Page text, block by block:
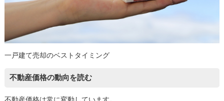
一戸建て売却のベストタイミング
不動産価格の動向を読む